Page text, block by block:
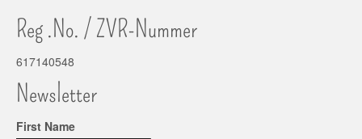
Reg .No. / ZVR-Nummer
617140548
Newsletter
First Name